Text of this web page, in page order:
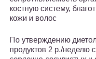
костную систему,
кожи и волос
По утверждению
продуктов 2 р./неделю